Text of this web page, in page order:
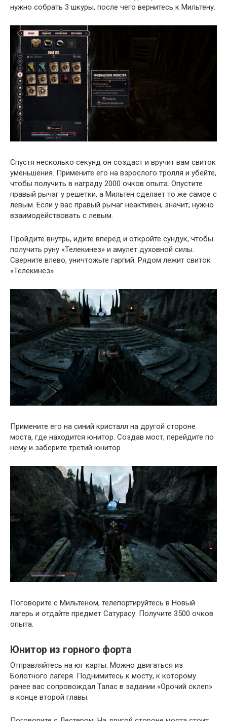
нужно собрать 3 шкуры, после чего вернитесь к Мильтену.
Спустя несколько секунд он создаст и вручит вам свиток
уменьшения. Примените его на взрослого тролля и убейте,
чтобы получить в награду 2000 очков опыта. Опустите
правый рычаг у решетки, а Мильтен сделает то же самое с
левым. Если у вас правый рычаг неактивен, значит, нужно
взаимодействовать с левым.
Пройдите внутрь, идите вперед и откройте сундук, чтобы
получить руну «Телекинез» и амулет духовной силы.
Сверните влево, уничтожьте гарпий. Рядом лежит свиток
«Телекинез».
Примените его на синий кристалл на другой стороне
моста, где находится юнитор. Создав мост, перейдите по
нему и заберите третий юнитор.
Поговорите с Мильтеном, телепортируйтесь в Новый
лагерь и отдайте предмет Сатурасу. Получите 3500 очков
опыта.
Юнитор из горного форта
Отправляйтесь на юг карты. Можно двигаться из
Болотного лагеря. Поднимитесь к мосту, к которому
ранее вас сопровождал Талас в задании «Орочий склеп»
в конце второй главы.